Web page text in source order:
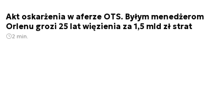
Akt oskarżenia w aferze OTS. Byłym menedżerom
Orlenu grozi 25 lat więzienia za 1,5 mld zł strat
2 min.